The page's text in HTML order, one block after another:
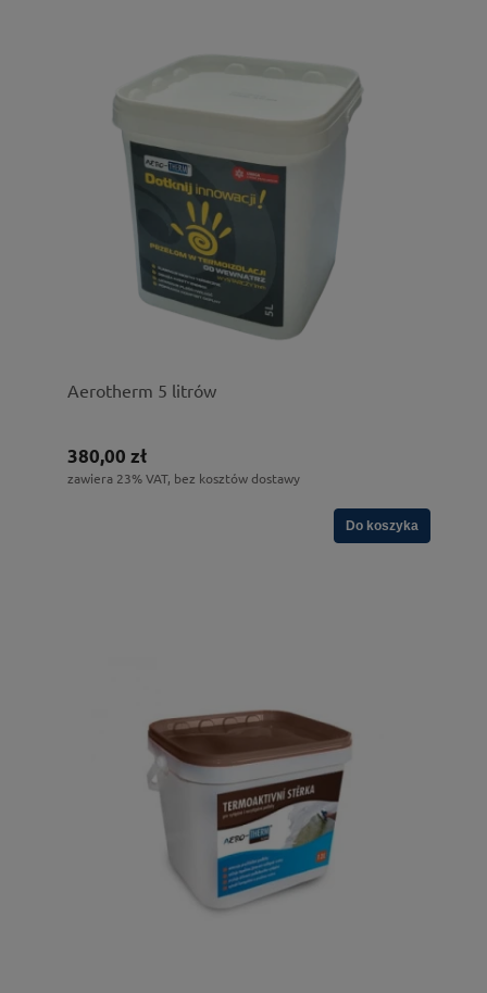
Aerotherm 5 litrów
380,00 zł
zawiera 23% VAT, bez kosztów dostawy
Do koszyka